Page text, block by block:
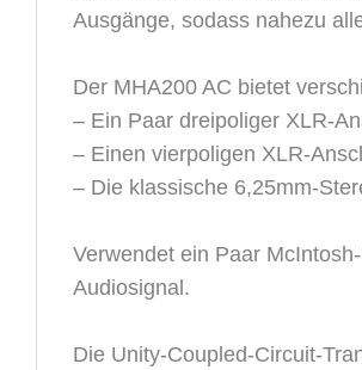
Ausgänge, sodass nahezu
Der MHA200 AC bietet
– Ein Paar dreipoliger XLR-
– Einen vierpoligen XLR-
– Die klassische 6,25mm-
Verwendet ein Paar
Audiosignal.
Die Unity-Coupled-Circuit-